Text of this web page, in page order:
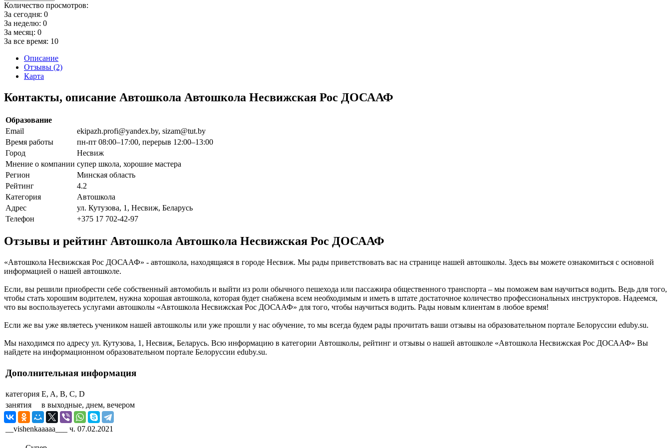
Количество просмотров:
За сегодня: 0
За неделю: 0
За месяц: 0
За все время: 10
Описание
Отзывы (2)
Карта
Контакты, описание Автошкола Автошкола Несвижская Рос ДОСААФ
Образование
Email
ekipazh.profi@yandex.by, sizam@tut.by
Время работы
пн-пт 08:00–17:00, перерыв 12:00–13:00
Город
Несвиж
Мнение о компании супер школа, хорошие мастера
Регион
Минская область
Рейтинг
4.2
Категория
Автошкола
Адрес
ул. Кутузова, 1, Несвиж, Беларусь
Телефон
+375 17 702-42-97
Отзывы и рейтинг Автошкола Автошкола Несвижская Рос ДОСААФ
«Автошкола Несвижская Рос ДОСААФ» - автошкола, находящаяся в городе Несвиж. Мы рады приветствовать вас на странице нашей автошколы. Здесь вы можете ознакомиться с основной
информацией о нашей автошколе.
Если, вы решили приобрести себе собственный автомобиль и выйти из роли обычного пешехода или пассажира общественного транспорта – мы поможем вам научиться водить. Ведь для того,
чтобы стать хорошим водителем, нужна хорошая автошкола, которая будет снабжена всем необходимым и иметь в штате достаточное количество профессиональных инструкторов. Надеемся,
что вы воспользуетесь услугами автошколы «Автошкола Несвижская Рос ДОСААФ» для того, чтобы научиться водить. Рады новым клиентам в любое время!
Если же вы уже являетесь учеником нашей автошколы или уже прошли у нас обучение, то мы всегда будем рады прочитать ваши отзывы на образовательном портале Белоруссии eduby.su.
Мы находимся по адресу ул. Кутузова, 1, Несвиж, Беларусь. Всю информацию в категории Автошколы, рейтинг и отзывы о нашей автошколе «Автошкола Несвижская Рос ДОСААФ» Вы
найдете на информационном образовательном портале Белоруссии eduby.su.
Дополнительная информация
категория E, A, B, C, D
занятия
в выходные, днем, вечером
__vishenkaaaaa___ ч. 07.02.2021